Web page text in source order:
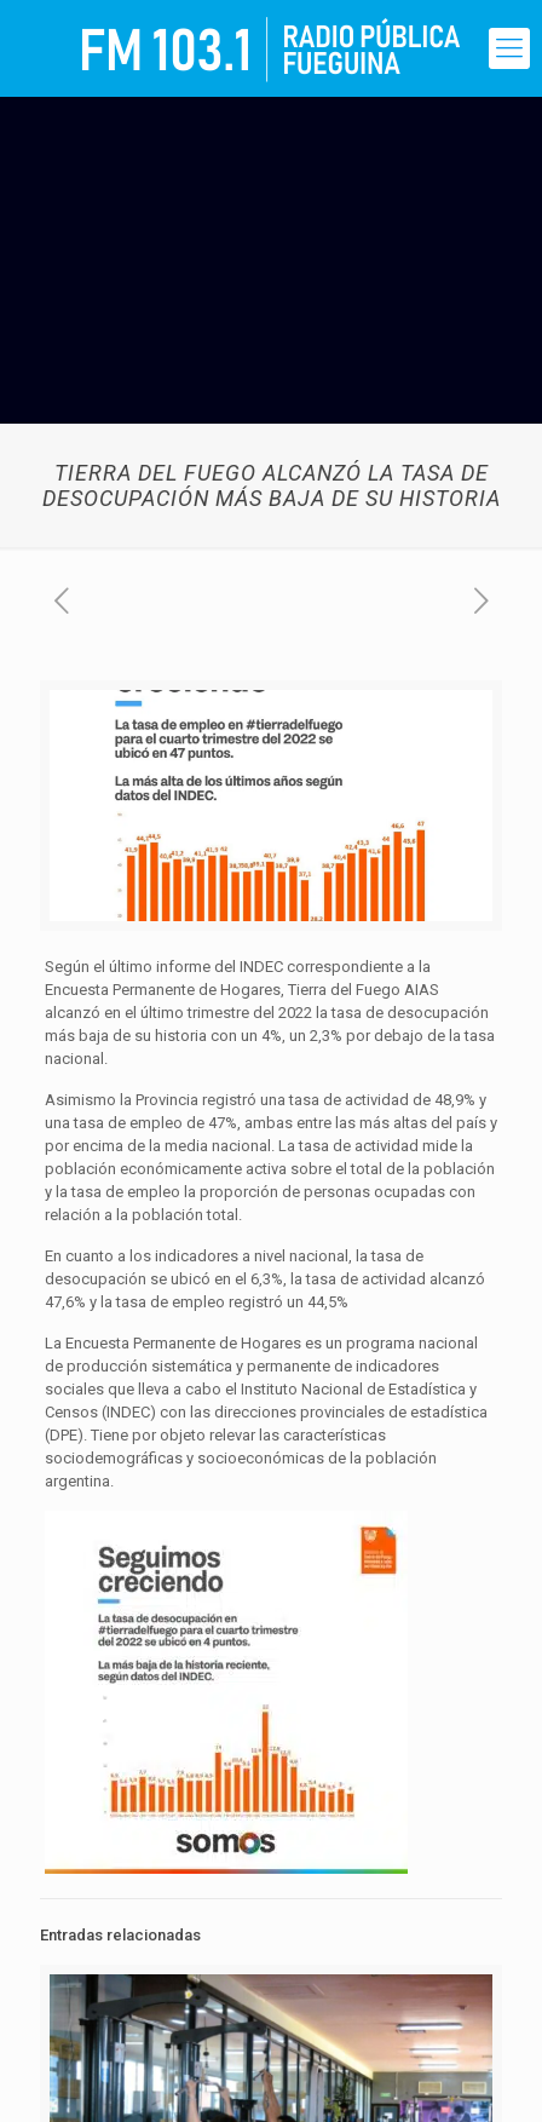
TIERRA DEL FUEGO ALCANZÓ LA TASA DE
DESOCUPACIÓN MÁS BAJA DE SU HISTORIA
Según el último informe del INDEC correspondiente a la
Encuesta Permanente de Hogares, Tierra del Fuego AIAS
alcanzó en el último trimestre del 2022 la tasa de desocupación
más baja de su historia con un 4%, un 2,3% por debajo de la tasa
nacional.
Asimismo la Provincia registró una tasa de actividad de 48,9% y
una tasa de empleo de 47%, ambas entre las más altas del país y
por encima de la media nacional. La tasa de actividad mide la
población económicamente activa sobre el total de la población
y la tasa de empleo la proporción de personas ocupadas con
relación a la población total.
En cuanto a los indicadores a nivel nacional, la tasa de
desocupación se ubicó en el 6,3%, la tasa de actividad alcanzó
47,6% y la tasa de empleo registró un 44,5%
La Encuesta Permanente de Hogares es un programa nacional
de producción sistemática y permanente de indicadores
sociales que lleva a cabo el Instituto Nacional de Estadística y
Censos (INDEC) con las direcciones provinciales de estadística
(DPE). Tiene por objeto relevar las características
sociodemográficas y socioeconómicas de la población
argentina.
Entradas relacionadas